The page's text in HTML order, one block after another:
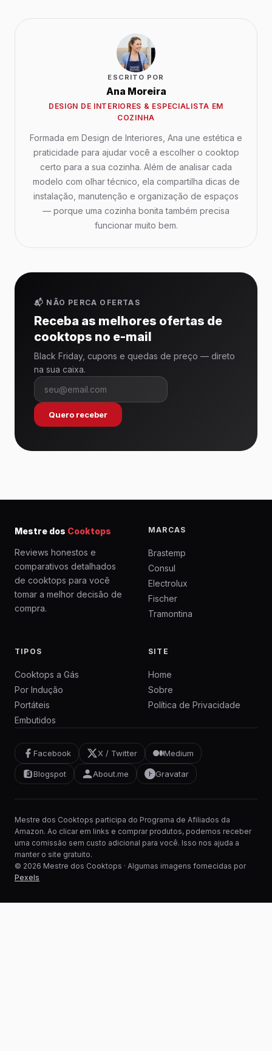
ESCRITO POR
Ana Moreira
DESIGN DE INTERIORES & ESPECIALISTA EM
COZINHA
Formada em Design de Interiores, Ana une estética e
praticidade para ajudar você a escolher o cooktop
certo para a sua cozinha. Além de analisar cada
modelo com olhar técnico, ela compartilha dicas de
instalação, manutenção e organização de espaços
— porque uma cozinha bonita também precisa
funcionar muito bem.
📬 NÃO PERCA OFERTAS
Receba as melhores ofertas de
cooktops no e-mail
Black Friday, cupons e quedas de preço — direto
na sua caixa.
Quero receber
Mestre dos Cooktops
Reviews honestos e
comparativos detalhados
de cooktops para você
tomar a melhor decisão de
compra.
MARCAS
Brastemp
Consul
Electrolux
Fischer
Tramontina
TIPOS
Cooktops a Gás
Por Indução
Portáteis
Embutidos
SITE
Home
Sobre
Política de Privacidade
Facebook X / Twitter Medium
Blogspot About.me Gravatar
Mestre dos Cooktops participa do Programa de Afiliados da
Amazon. Ao clicar em links e comprar produtos, podemos receber
uma comissão sem custo adicional para você. Isso nos ajuda a
manter o site gratuito.
© 2026 Mestre dos Cooktops · Algumas imagens fornecidas por
Pexels